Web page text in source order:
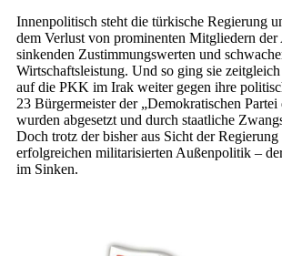
Innenpolitisch steht die türkische Regierung
dem Verlust von prominenten Mitgliedern
sinkenden Zustimmungswerten und
Wirtschaftsleistung. Und so ging sie
auf die PKK im Irak weiter gegen ihre
23 Bürgermeister der „Demokratischen
wurden abgesetzt und durch staatliche
Doch trotz der bisher aus Sicht der Regierung
erfolgreichen militarisierten Außenpolitik –
im Sinken.